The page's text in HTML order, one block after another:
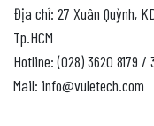
Địa chỉ: 27 Xuân Quỳnh,
Tp.HCM
Hotline: (028) 3620 8179 /
Mail: info@vuletech.com